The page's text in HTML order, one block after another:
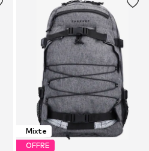
Mixte
OFFRE